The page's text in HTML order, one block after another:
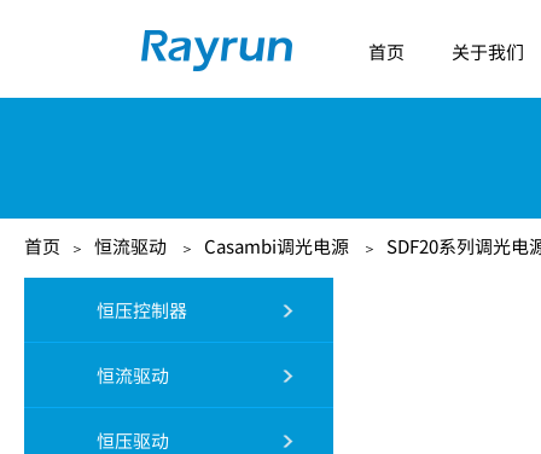
首页 关于我们
首页 ＞ 恒流驱动 ＞ Casambi调光电源 ＞ SDF20系列调光电
恒压控制器
恒流驱动
恒压驱动